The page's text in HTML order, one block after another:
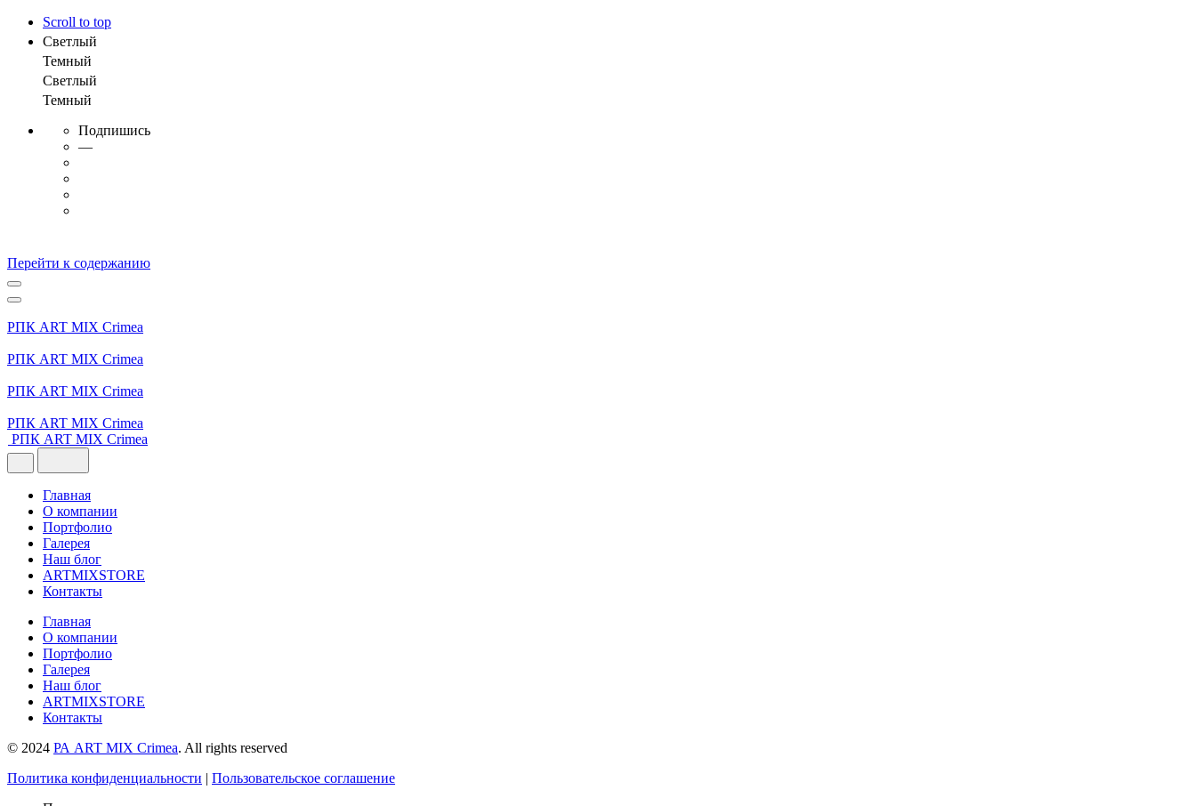
Scroll to top
Светлый
Темный
Светлый
Темный
Подпишись
—
Перейти к содержанию
РПК ART MIX Crimea
РПК ART MIX Crimea
РПК ART MIX Crimea
РПК ART MIX Crimea
РПК ART MIX Crimea
Главная
О компании
Портфолио
Галерея
Наш блог
ARTMIXSTORE
Контакты
Главная
О компании
Портфолио
Галерея
Наш блог
ARTMIXSTORE
Контакты
© 2024 РА ART MIX Crimea. All rights reserved
Политика конфиденциальности | Пользовательское соглашение